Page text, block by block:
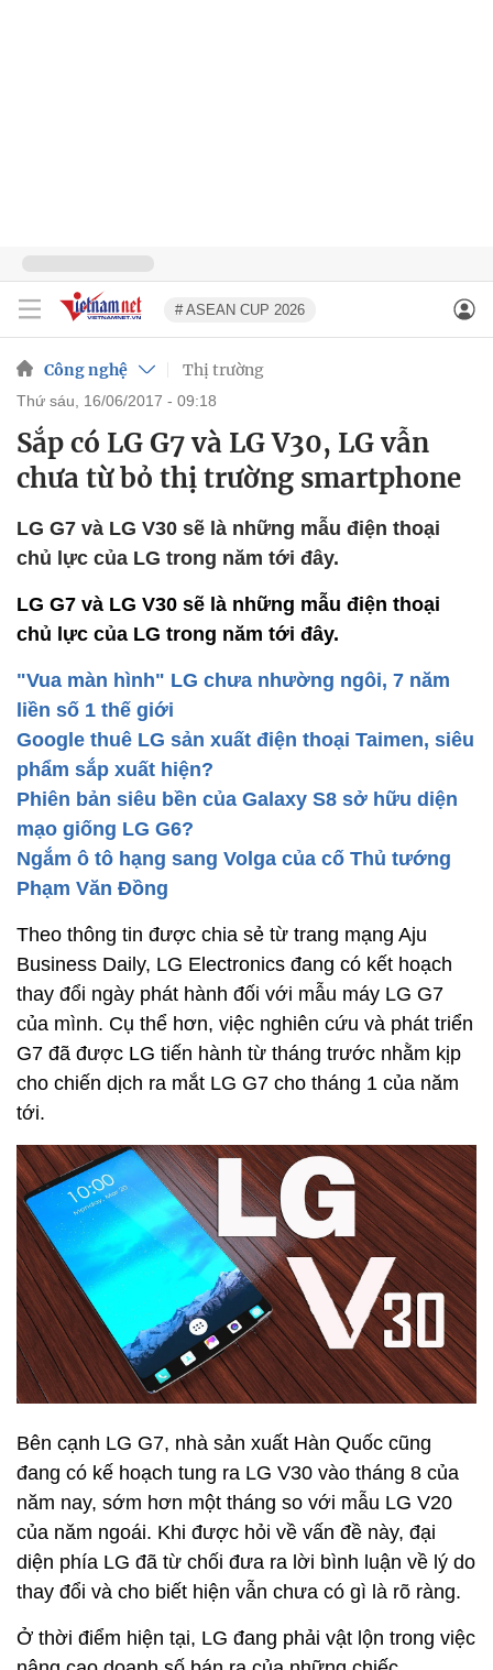
# ASEAN CUP 2026
Công nghệ Thị trường
thứ sáu, 16/06/2017 - 09:18
Sắp có LG G7 và LG V30, LG vẫn
chưa từ bỏ thị trường smartphone
LG G7 và LG V30 sẽ là những mẫu điện thoại
chủ lực của LG trong năm tới đây.
LG G7 và LG V30 sẽ là những mẫu điện thoại
chủ lực của LG trong năm tới đây.
"Vua màn hình" LG chưa nhường ngôi, 7 năm
liền số 1 thế giới
Google thuê LG sản xuất điện thoại Taimen, siêu
phẩm sắp xuất hiện?
Phiên bản siêu bền của Galaxy S8 sở hữu diện
mạo giống LG G6?
Ngắm ô tô hạng sang Volga của cố Thủ tướng
Phạm Văn Đồng
Theo thông tin được chia sẻ từ trang mạng Aju
Business Daily, LG Electronics đang có kết hoạch
thay đổi ngày phát hành đối với mẫu máy LG G7
của mình. Cụ thể hơn, việc nghiên cứu và phát triển
G7 đã được LG tiến hành từ tháng trước nhằm kịp
cho chiến dịch ra mắt LG G7 cho tháng 1 của năm
tới.
Bên cạnh LG G7, nhà sản xuất Hàn Quốc cũng
đang có kế hoạch tung ra LG V30 vào tháng 8 của
năm nay, sớm hơn một tháng so với mẫu LG V20
của năm ngoái. Khi được hỏi về vấn đề này, đại
diện phía LG đã từ chối đưa ra lời bình luận về lý do
thay đổi và cho biết hiện vẫn chưa có gì là rõ ràng.
Ở thời điểm hiện tại, LG đang phải vật lộn trong việc